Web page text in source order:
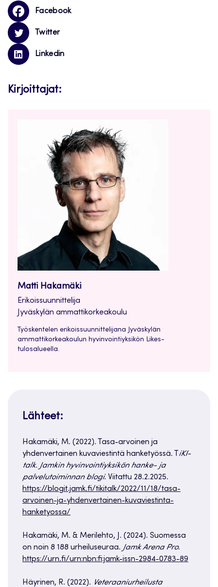
Facebook
Twitter
Linkedin
Kirjoittajat:
Matti Hakamäki
Erikoissuunnittelija
Jyväskylän ammattikorkeakoulu
Työskentelen erikoissuunnittelijana Jyväskylän
ammattikorkeakoulun hyvinvointiyksikön Likes-
tulosalueella.
Lähteet:
Hakamäki, M. (2022). Tasa-arvoinen ja
yhdenvertainen kuvaviestintä hanketyössä. T iKI-
talk. Jamkin hyvinvointiyksikön hanke- ja
palvelutoiminnan blogi. Viitattu 28.2.2025.
https://blogit.jamk.fi/tikitalk/2022/11/18/tasa-
arvoinen-ja-yhdenvertainen-kuvaviestinta-
hanketyossa/
Hakamäki, M. & Merilehto, J. (2024). Suomessa
on noin 8 188 urheiluseuraa. Jamk Arena Pro.
https://urn.fi/urn:nbn:fi:jamk-issn-2984-0783-89
Häyrinen, R. (2022). Veteraaniurheilusta